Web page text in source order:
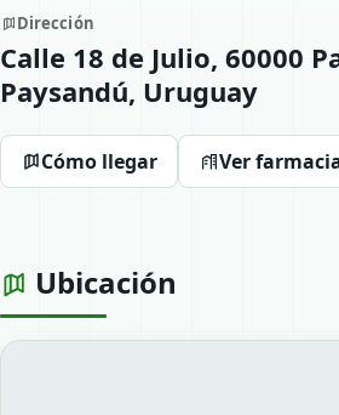
Dirección
Calle 18 de Julio, 60000
Paysandú, Uruguay
Cómo llegar Ver
Ubicación